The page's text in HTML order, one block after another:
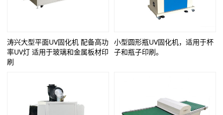
涛兴大型平面UV固化机 配备高功
率UV灯 适用于玻璃和金属板材印
刷
小型圆形瓶UV固化机，适用于杯
子和瓶子印刷。